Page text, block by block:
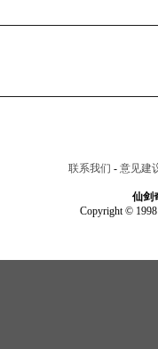
联系我们 - 意见建
仙剑
Copyright © 1998